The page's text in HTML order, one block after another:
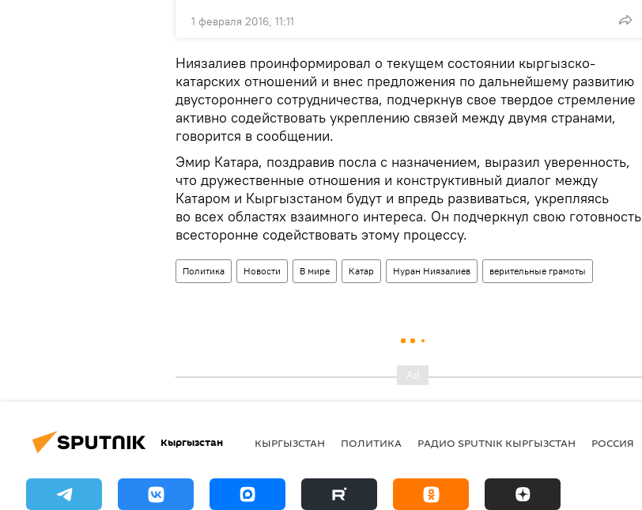
1 февраля 2016, 11:11
Ниязалиев проинформировал о текущем состоянии кыргызско-
катарских отношений и внес предложения по дальнейшему развитию
двустороннего сотрудничества, подчеркнув свое твердое стремление
активно содействовать укреплению связей между двумя странами,
говорится в сообщении.
Эмир Катара, поздравив посла с назначением, выразил уверенность,
что дружественные отношения и конструктивный диалог между
Катаром и Кыргызстаном будут и впредь развиваться, укрепляясь
во всех областях взаимного интереса. Он подчеркнул свою готовность
всесторонне содействовать этому процессу.
Политика Новости В мире Катар Нуран Ниязалиев верительные грамоты
Кыргызстан КЫРГЫЗСТАН ПОЛИТИКА РАДИО SPUTNIK КЫРГЫЗСТАН РОССИЯ